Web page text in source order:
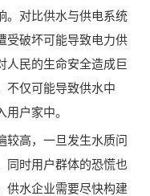
。对比供水与供电系统
受破坏可能导致电力供
人民的生命安全造成巨
不仅可能导致供水中
户家中。
高，一旦发生水质问
同时用户群体的恐慌也
供水企业需要尽快构建